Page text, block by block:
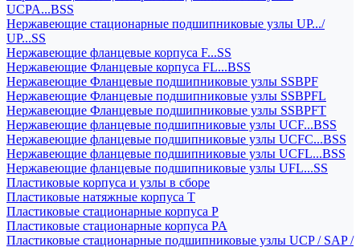
UCPA...BSS
Нержавеющие стационарные подшипниковые узлы UP.../
UP...SS
Нержавеющие фланцевые корпуса F...SS
Нержавеющие Фланцевые корпуса FL...BSS
Нержавеющие Фланцевые подшипниковые узлы SSBPF
Нержавеющие Фланцевые подшипниковые узлы SSBPFL
Нержавеющие Фланцевые подшипниковые узлы SSBPFT
Нержавеющие фланцевые подшипниковые узлы UCF...BSS
Нержавеющие фланцевые подшипниковые узлы UCFC...BSS
Нержавеющие фланцевые подшипниковые узлы UCFL...BSS
Нержавеющие фланцевые подшипниковые узлы UFL...SS
Пластиковые корпуса и узлы в сборе
Пластиковые натяжные корпуса T
Пластиковые стационарные корпуса P
Пластиковые стационарные корпуса PA
Пластиковые стационарные подшипниковые узлы UCP / SAP /